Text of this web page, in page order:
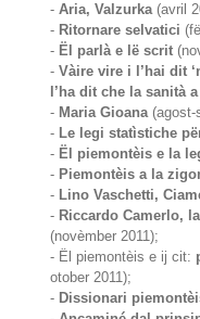
-Aria, Valzurka(avril
- Ritornare selvatici
- Ël parlà e lë scrit
-Vàire vire i l’hai dit
l’ha dit che la sanità
- Maria Gioana(agost-
- Le legi statìstiche
- Ël piemontèis e la
- Piemontèis a la
- Lino Vaschetti,
- Riccardo Camerlo,
(novèmber 2011);
- Ël piemontèis e ij cit:
otober 2011);
- Dissionari